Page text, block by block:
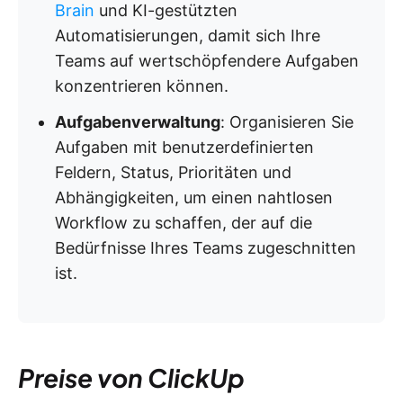
Brain und KI-gestützten
Automatisierungen, damit sich Ihre
Teams auf wertschöpfendere Aufgaben
konzentrieren können.
Aufgabenverwaltung: Organisieren Sie
Aufgaben mit benutzerdefinierten
Feldern, Status, Prioritäten und
Abhängigkeiten, um einen nahtlosen
Workflow zu schaffen, der auf die
Bedürfnisse Ihres Teams zugeschnitten
ist.
Preise von ClickUp